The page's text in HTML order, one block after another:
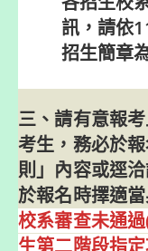
訊，請依
招生簡章
三、請有意報
考生，務必於
則」內容或逕
於報名時擇適
校系審查未通
生第二階段指